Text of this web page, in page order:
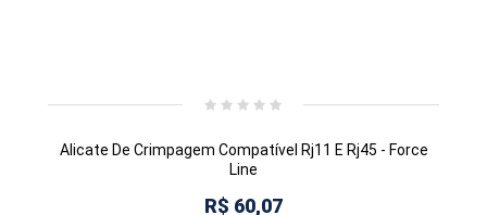
Alicate De Crimpagem Compatível Rj11 E Rj45 - Force
Line
R$ 60,07